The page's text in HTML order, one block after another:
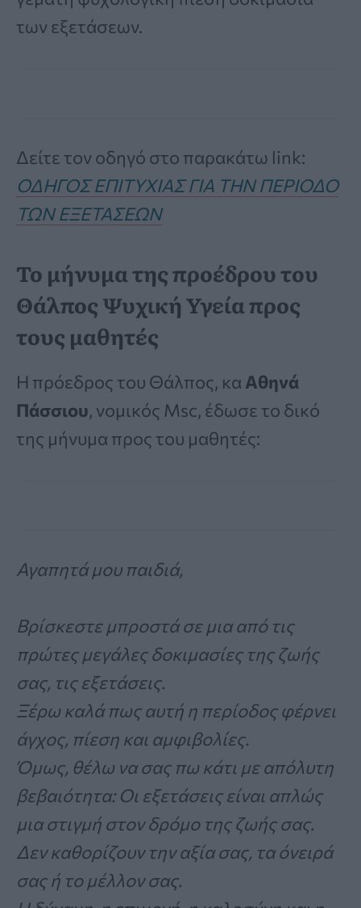
των εξετάσεων.
Δείτε τον οδηγό στο παρακάτω link:
ΟΔΗΓΟΣ ΕΠΙΤΥΧΙΑΣ ΓΙΑ ΤΗΝ ΠΕΡΙΟΔΟ
ΤΩΝ ΕΞΕΤΑΣΕΩΝ
Το μήνυμα της προέδρου του
Θάλπος Ψυχική Υγεία προς
τους μαθητές
Η πρόεδρος του Θάλπος, κα Αθηνά
Πάσσιου, νομικός Msc, έδωσε το δικό
της μήνυμα προς του μαθητές:
Αγαπητά μου παιδιά,
Βρίσκεστε μπροστά σε μια από τις
πρώτες μεγάλες δοκιμασίες της ζωής
σας, τις εξετάσεις.
Ξέρω καλά πως αυτή η περίοδος φέρνει
άγχος, πίεση και αμφιβολίες.
Όμως, θέλω να σας πω κάτι με απόλυτη
βεβαιότητα: Οι εξετάσεις είναι απλώς
μια στιγμή στον δρόμο της ζωής σας.
Δεν καθορίζουν την αξία σας, τα όνειρά
σας ή το μέλλον σας.